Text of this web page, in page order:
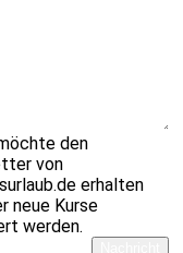
den
von
erhalten
neue Kurse
werden.